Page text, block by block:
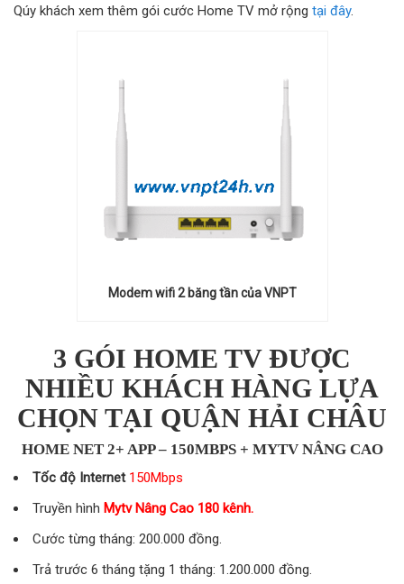
Qúy khách xem thêm gói cước Home TV mở rộng tại đây.
Modem wifi 2 băng tần của VNPT
3 GÓI HOME TV ĐƯỢC
NHIỀU KHÁCH HÀNG LỰA
CHỌN TẠI QUẬN HẢI CHÂU
HOME NET 2+ APP – 150MBPS + MYTV NÂNG CAO
Tốc độ Internet 150Mbps
Truyền hình Mytv Nâng Cao 180 kênh.
Cước từng tháng: 200.000 đồng.
Trả trước 6 tháng tặng 1 tháng: 1.200.000 đồng.